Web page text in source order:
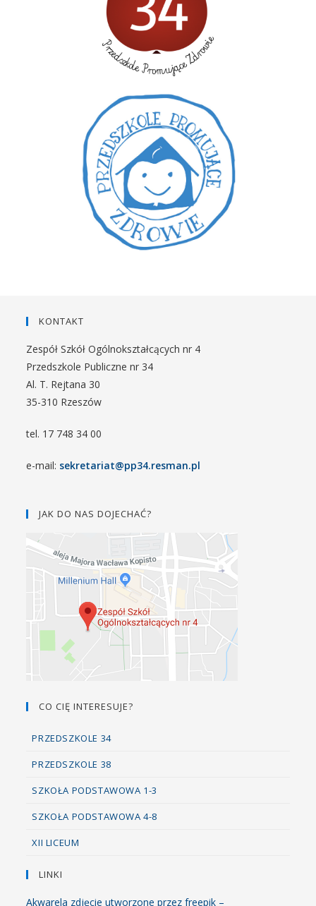
KONTAKT
Zespół Szkół Ogólnokształcących nr 4
Przedszkole Publiczne nr 34
Al. T. Rejtana 30
35-310 Rzeszów
tel. 17 748 34 00
e-mail: sekretariat@pp34.resman.pl
JAK DO NAS DOJECHAĆ?
CO CIĘ INTERESUJE?
PRZEDSZKOLE 34
PRZEDSZKOLE 38
SZKOŁA PODSTAWOWA 1-3
SZKOŁA PODSTAWOWA 4-8
XII LICEUM
LINKI
Akwarela zdjęcie utworzone przez freepik –